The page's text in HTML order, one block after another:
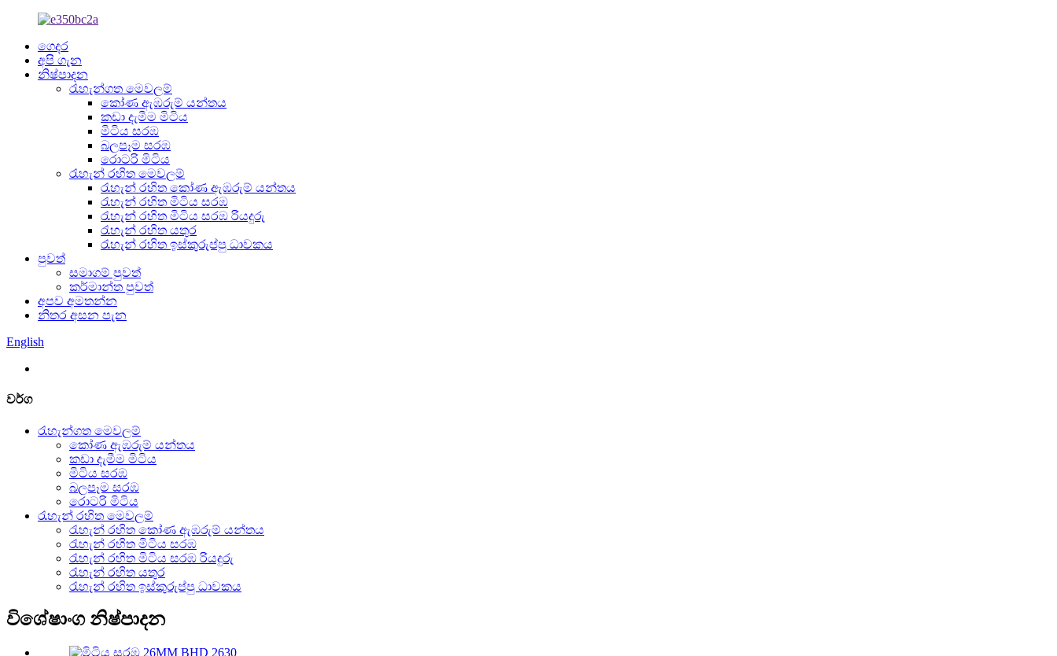
ගෙදර
අපි ගැන
නිෂ්පාදන
රැහැන්ගත මෙවලම්
කෝණ ඇඹරුම් යන්තය
කඩා දැමීම මිටිය
මිටිය සරඹ
බලපෑම සරඹ
රොටරි මිටිය
රැහැන් රහිත මෙවලම්
රැහැන් රහිත කෝණ ඇඹරුම් යන්තය
රැහැන් රහිත මිටිය සරඹ
රැහැන් රහිත මිටිය සරඹ රියදුරු
රැහැන් රහිත යතුර
රැහැන් රහිත ඉස්කුරුප්පු ධාවකය
පුවත්
සමාගම් පුවත්
කර්මාන්ත පුවත්
අපව අමතන්න
නිතර අසන පැන
English
වර්ග
රැහැන්ගත මෙවලම්
කෝණ ඇඹරුම් යන්තය
කඩා දැමීම මිටිය
මිටිය සරඹ
බලපෑම සරඹ
රොටරි මිටිය
රැහැන් රහිත මෙවලම්
රැහැන් රහිත කෝණ ඇඹරුම් යන්තය
රැහැන් රහිත මිටිය සරඹ
රැහැන් රහිත මිටිය සරඹ රියදුරු
රැහැන් රහිත යතුර
රැහැන් රහිත ඉස්කුරුප්පු ධාවකය
විශේෂාංග නිෂ්පාදන